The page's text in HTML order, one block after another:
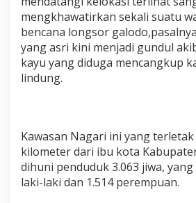
t
a
n
L
i
D
i
o
r
mengkhawatirkan sekali suatu
bencana longsor
yang asri kini menjadi gundul
kayu yang diduga mencangkup
lindung.
Kawasan Nagari ini yang
kilometer dari ibu kota
dihuni penduduk 3.063 jiwa,
laki-laki dan 1.514 perempuan.